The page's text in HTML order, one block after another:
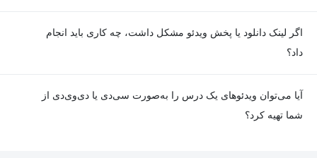
اگر لینک دانلود یا پخش ویدئو مشکل داشت، چه کاری باید انجام
داد؟
آیا می‌توان ویدئوهای یک درس را به‌صورت سی‌دی یا دی‌وی‌دی از
شما تهیه کرد؟